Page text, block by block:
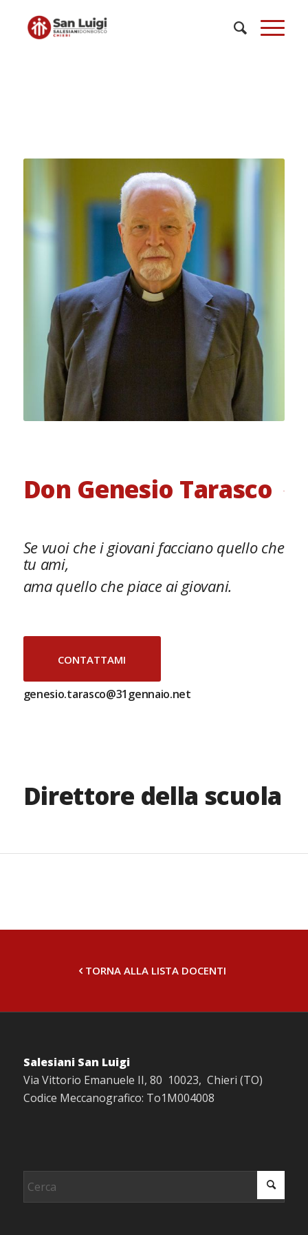
Don Genesio Tarasco
Se vuoi che i giovani facciano quello che
tu ami,
ama quello che piace ai giovani.
CONTATTAMI
genesio.tarasco@31gennaio.net
Direttore della scuola
TORNA ALLA LISTA DOCENTI
Salesiani San Luigi
Via Vittorio Emanuele II, 80 10023, Chieri (TO)
Codice Meccanografico: To1M004008